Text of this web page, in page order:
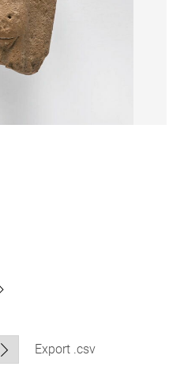
Export .csv